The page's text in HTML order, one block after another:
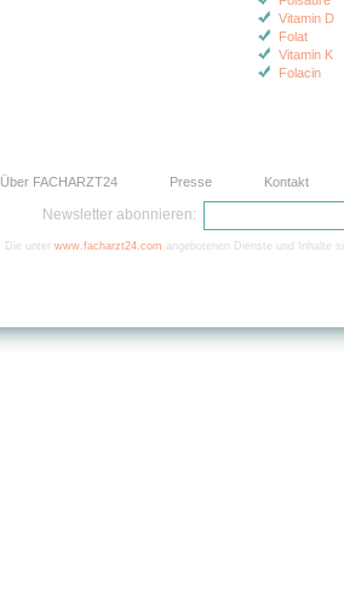
Vitamin D
Folat
Vitamin K
Folacin
Über FACHARZT24 Presse Kontakt
Newsletter abonnieren:
Die unter www.facharzt24.com angebotenen Dienste und Inhalte